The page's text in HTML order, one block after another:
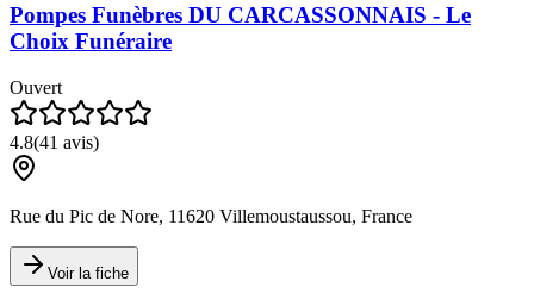
Pompes Funèbres DU CARCASSONNAIS - Le
Choix Funéraire
Ouvert
4.8(41 avis)
Rue du Pic de Nore, 11620 Villemoustaussou, France
Voir la fiche